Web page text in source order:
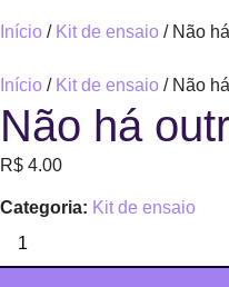
Início / Kit de ensaio / Não
Início / Kit de ensaio / Não
Não há
R$ 4.00
Categoria: Kit de ensaio
outro